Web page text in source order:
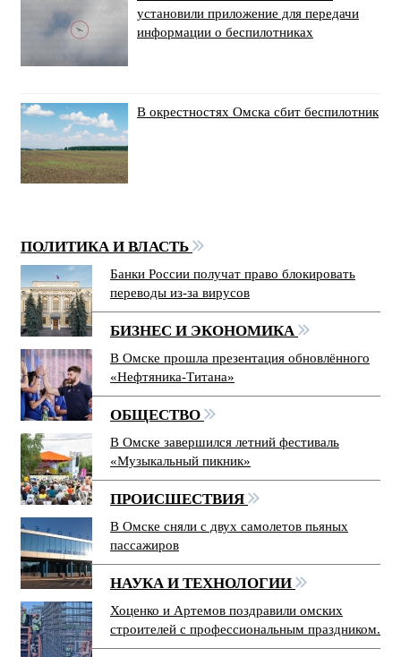
установили приложение для передачи
информации о беспилотниках
В окрестностях Омска сбит беспилотник
ПОЛИТИКА И ВЛАСТЬ
Банки России получат право блокировать
переводы из-за вирусов
БИЗНЕС И ЭКОНОМИКА
В Омске прошла презентация обновлённого
«Нефтяника-Титана»
ОБЩЕСТВО
В Омске завершился летний фестиваль
«Музыкальный пикник»
ПРОИСШЕСТВИЯ
В Омске сняли с двух самолетов пьяных
пассажиров
НАУКА И ТЕХНОЛОГИИ
Хоценко и Артемов поздравили омских
строителей с профессиональным праздником.